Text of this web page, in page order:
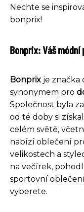
Nechte se
bonprix!
Bonprix: Váš módní
Bonprix je značka
synonymem pro
Společnost byla
od té doby si
celém světě,
nabízí oblečení
velikostech a
na večírek,
sportovní
vyberete.